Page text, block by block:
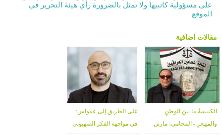
على مسؤولية كاتبيها ولا تمثل بالضرورة رأي هيئة التحرير في
الموقع
مقالات اضافية
الكنيسةُ ما بينَ الوطنِ
والمهجرِ - المحامي، مارتن
كورش تمرس لولو
على الطريق إلى عمواس:
في مواجهة الفكر الصهيوني
المسيحي - د. يوسف كمال